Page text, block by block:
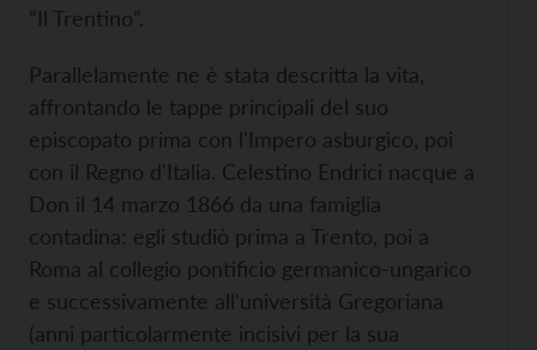
“Il Trentino”.
Parallelamente ne è stata descritta la vita,
affrontando le tappe principali del suo
episcopato prima con l'Impero asburgico, poi
con il Regno d'Italia. Celestino Endrici nacque a
Don il 14 marzo 1866 da una famiglia
contadina: egli studiò prima a Trento, poi a
Roma al collegio pontificio germanico-ungarico
e successivamente all'università Gregoriana
(anni particolarmente incisivi per la sua